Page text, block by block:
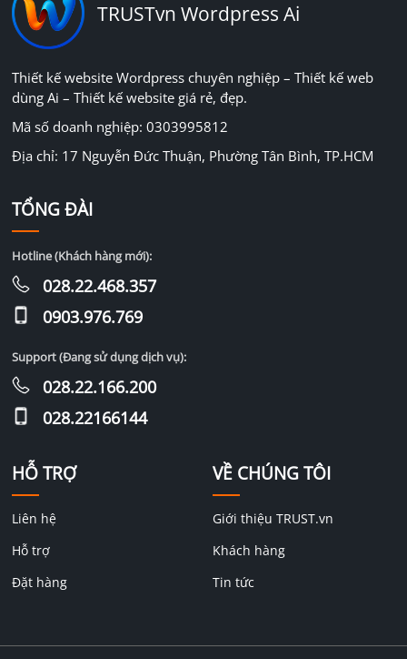
TRUSTvn Wordpress Ai
Thiết kế website Wordpress chuyên nghiệp – Thiết kế web
dùng Ai – Thiết kế website giá rẻ, đẹp.
Mã số doanh nghiệp: 0303995812
Địa chỉ: 17 Nguyễn Đức Thuận, Phường Tân Bình, TP.HCM
HỖ TRỢ
Liên hệ
Hỗ trợ
Đặt hàng
VỀ CHÚNG TÔI
Giới thiệu TRUST.vn
Khách hàng
Tin tức
TỔNG ĐÀI
Hotline (Khách hàng mới):
028.22.468.357
0903.976.769
Support (Đang sử dụng dịch vụ):
028.22.166.200
028.22166144